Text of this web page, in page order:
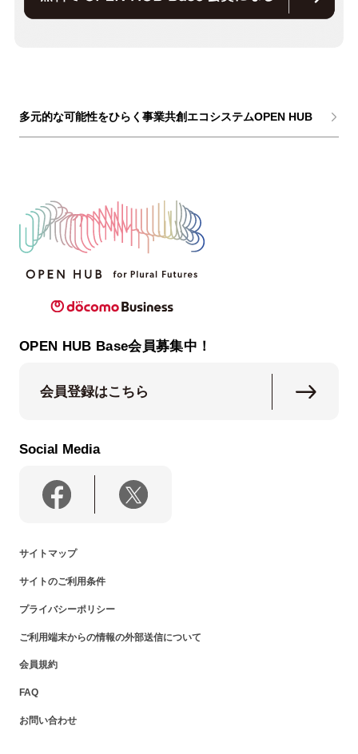
多元的な可能性をひらく事業共創エコシステムOPEN HUB
OPEN HUB Base会員募集中！
会員登録はこちら
Social Media
サイトマップ
サイトのご利用条件
プライバシーポリシー
ご利用端末からの情報の外部送信について
会員規約
FAQ
お問い合わせ